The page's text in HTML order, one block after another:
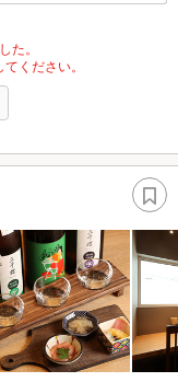
た。
ください。